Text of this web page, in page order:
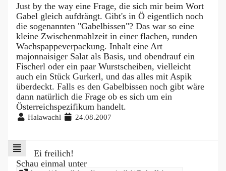
Just by the way eine Frage, die sich mir beim Wort
Gabel gleich aufdrängt. Gibt's in Ö eigentlich noch
die sogenannten "Gabelbissen"? Das war so eine
kleine Zwischenmahlzeit in einer flachen, runden
Wachspappeverpackung. Inhalt eine Art
majonnaisiger Salat als Basis, und obendrauf ein
Fischerl oder ein paar Wurstscheiben, vielleicht
auch ein Stück Gurkerl, und das alles mit Aspik
überdeckt. Falls es den Gabelbissen noch gibt wäre
dann natürlich die Frage ob es sich um ein
Österreichspezifikum handelt.
Halawachl 24.08.2007
Ei freilich!
Schau einmal unter